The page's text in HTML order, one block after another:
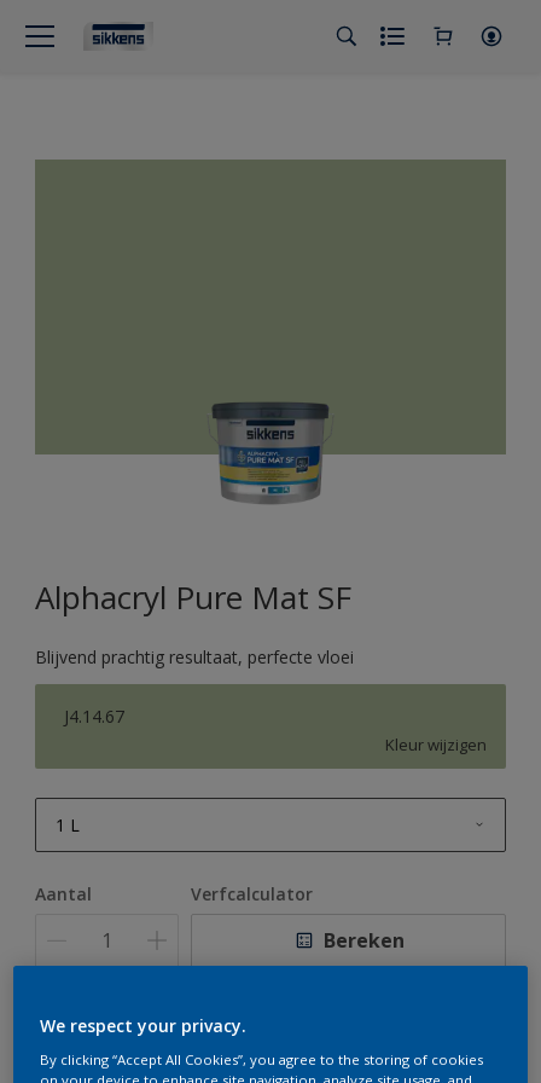
Alphacryl Pure Mat SF
Blijvend prachtig resultaat, perfecte vloei
J4.14.67
Kleur wijzigen
1 L
Aantal Verfcalculator
Bereken
Op dit moment is het niet mogelijk dit product online
te bestellen. Houd de website in de gaten, we werken
We respect your privacy.
By clicking “Accept All Cookies”, you agree to the storing of cookies
on your device to enhance site navigation, analyze site usage, and